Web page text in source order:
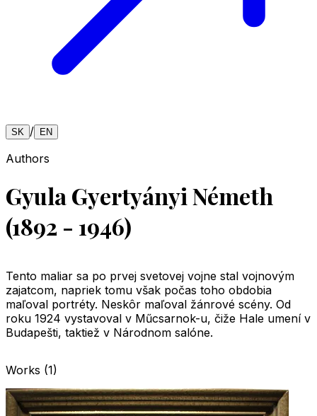
SK / EN
Authors
Gyula Gyertyányi Németh
(1892 - 1946)
Tento maliar sa po prvej svetovej vojne stal vojnovým
zajatcom, napriek tomu však počas toho obdobia
maľoval portréty. Neskôr maľoval žánrové scény. Od
roku 1924 vystavoval v Műcsarnok-u, čiže Hale umení v
Budapešti, taktiež v Národnom salóne.
Works (1)